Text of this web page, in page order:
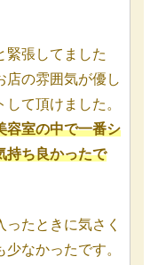
緊張してました
店の雰囲気が優し
て頂けました。
容室の中で一番シ
持ち良かったで
ったときに気さく
なかったです。